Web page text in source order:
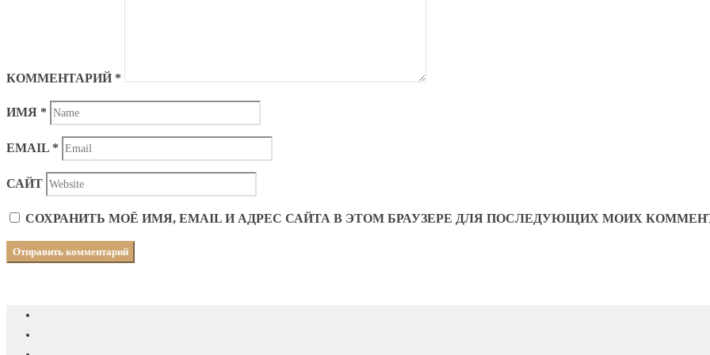
КОММЕНТАРИЙ *
ИМЯ *
EMAIL *
САЙТ
СОХРАНИТЬ МОЁ ИМЯ, EMAIL И АДРЕС САЙТА В ЭТОМ БРАУЗЕРЕ ДЛЯ ПОСЛЕДУЮЩИХ МОИХ